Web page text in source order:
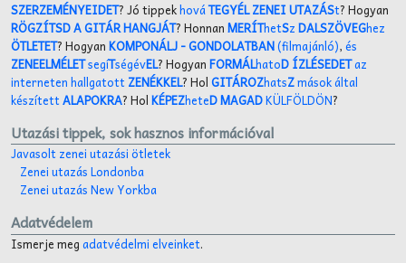
SZERZEMÉNYEIDET? Jó tippekhováTEGYÉL ZENEI UTAZÁSt? Hogyan
RÖGZÍTSD A GITÁR HANGJÁT? HonnanMERÍThetSzDALSZÖVEGhez
ÖTLETET? HogyanKOMPONÁLJ- GONDOLATBAN(filmajánló),és
ZENEELMÉLETsegíTségévEL? HogyanFORMÁLhatoD ÍZLÉSEDETaz
interneten hallgatott ZENÉKKEL? HolGITÁROZhatsZmások által
készítettALAPOKRA? HolKÉPEZheteD MAGADKÜLFÖLDÖN?
Utazási tippek, sok hasznos információval
Javasolt zenei utazási ötletek
Zenei utazás Londonba
Zenei utazás New Yorkba
Adatvédelem
Ismerje megadatvédelmi elveinket.